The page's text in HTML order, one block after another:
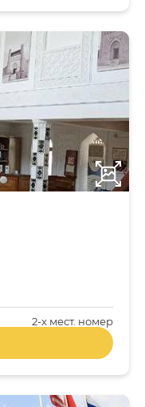
2-x мест. номер